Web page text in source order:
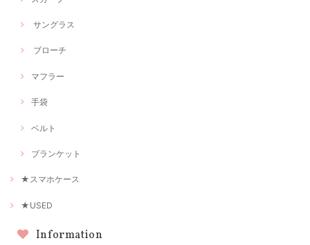
サングラス
ブローチ
マフラー
手袋
ベルト
ブランケット
★スマホケース
★USED
Information